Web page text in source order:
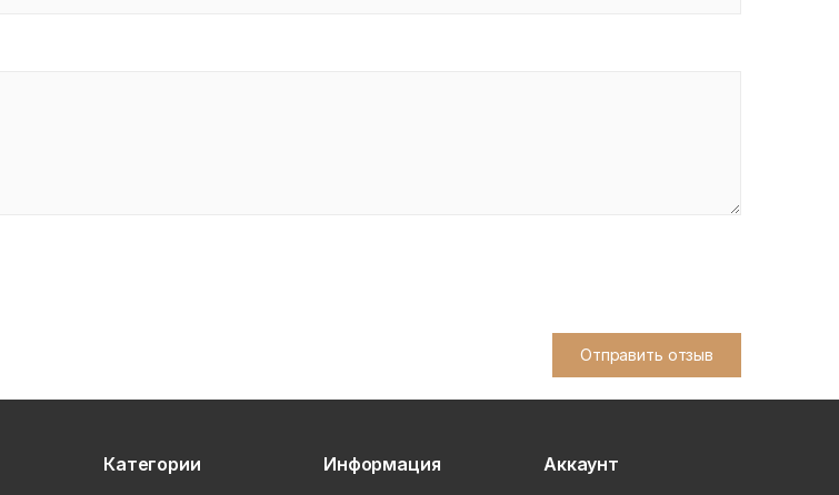
Отправить отзыв
Категории Информация Аккаунт